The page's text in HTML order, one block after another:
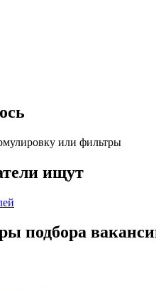
или фильтры
ищут
подбора